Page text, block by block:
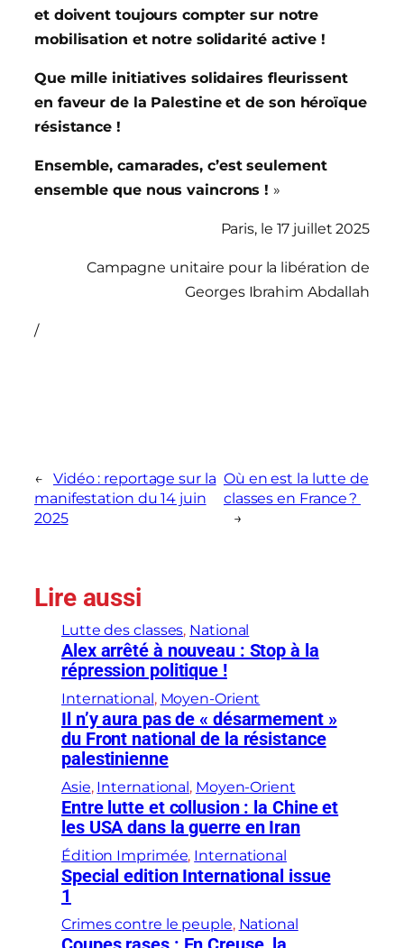
et doivent toujours compter sur notre
mobilisation et notre solidarité active !
Que mille initiatives solidaires fleurissent
en faveur de la Palestine et de son héroïque
résistance !
Ensemble, camarades, c’est seulement
ensemble que nous vaincrons ! »
Paris, le 17 juillet 2025
Campagne unitaire pour la libération de
Georges Ibrahim Abdallah
/
←
Vidéo : reportage sur la
manifestation du 14 juin
2025
Où en est la lutte de
classes en France ?
→
Lire aussi
Lutte des classes, National
Alex arrêté à nouveau : Stop à la
répression politique !
International, Moyen-Orient
Il n’y aura pas de « désarmement »
du Front national de la résistance
palestinienne
Asie, International, Moyen-Orient
Entre lutte et collusion : la Chine et
les USA dans la guerre en Iran
Édition Imprimée, International
Special edition International issue
1
Crimes contre le peuple, National